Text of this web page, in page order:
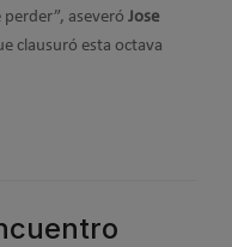
aseveró Jose
clausuró esta octava